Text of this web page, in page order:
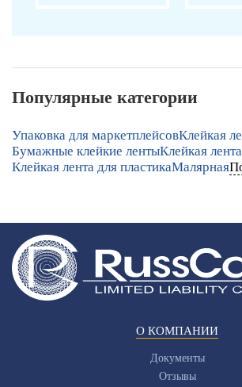
Популярные категории
Упаковка для маркетплейсовКлейкая
Бумажные клейкие лентыКлейкая
Клейкая лента для пластикаМалярная
О КОМПАНИИ
Документы
Отзывы